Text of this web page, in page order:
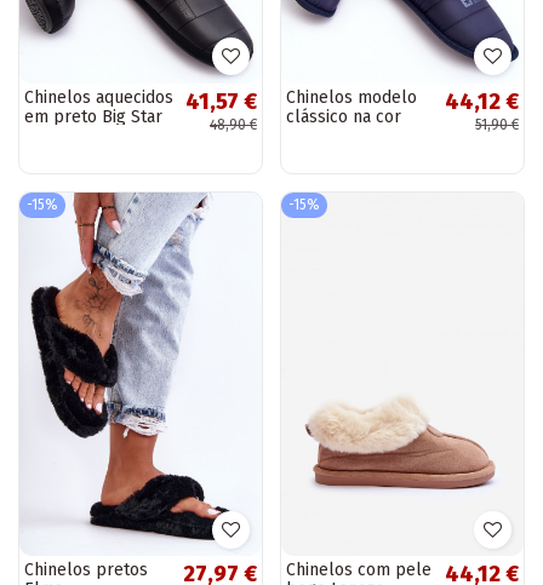
Chinelos aquecidos
em preto Big Star
41,57 €
48,90 €
Chinelos modelo
clássico na cor
44,12 €
51,90 €
-15%
Chinelos pretos
27,97 €
-15%
Chinelos com pele
44,12 €